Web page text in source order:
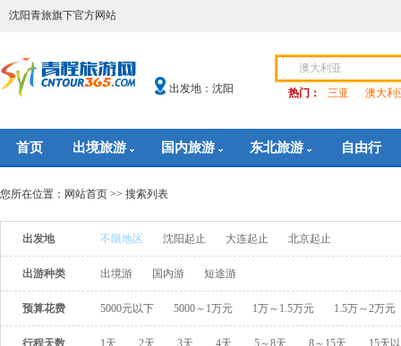
沈阳青旅旗下官方网站
出发地：沈阳 热门： 三亚 澳大利
首页 出境旅游 国内旅游 东北旅游 自由行
您所在位置： 网站首页 >> 搜索列表
出发地 不限地区 沈阳起止 大连起止 北京起止
出游种类 出境游 国内游 短途游
预算花费 5000元以下 5000～1万元 1万～1.5万元 1.5万～2万元
行程天数 1天 2天 3天 4天 5～8天 8～15天 15天